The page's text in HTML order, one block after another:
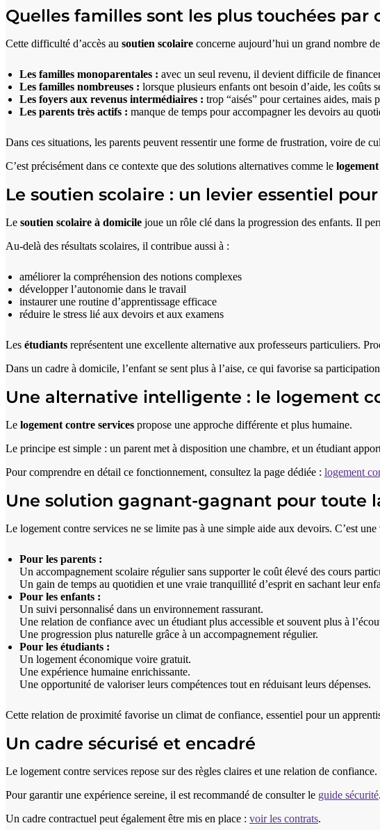
Quelles familles sont les plus touchées par
Cette difficulté d’accès au soutien scolaire concerne aujourd’hui un grand nombre
Les familles monoparentales : avec un seul revenu, il devient difficile de
Les familles nombreuses : lorsque plusieurs enfants ont besoin d’aide, les coûts
Les foyers aux revenus intermédiaires : trop “aisés” pour certaines aides, mais
Les parents très actifs : manque de temps pour accompagner les devoirs au
Dans ces situations, les parents peuvent ressentir une forme de frustration, voire de
C’est précisément dans ce contexte que des solutions alternatives comme le
Le soutien scolaire : un levier essentiel
Le soutien scolaire à domicile joue un rôle clé dans la progression des enfants. Il
Au-delà des résultats scolaires, il contribue aussi à :
améliorer la compréhension des notions complexes
développer l’autonomie dans le travail
instaurer une routine d’apprentissage efficace
réduire le stress lié aux devoirs et aux examens
Les étudiants représentent une excellente alternative aux professeurs particuliers.
Dans un cadre à domicile, l’enfant se sent plus à l’aise, ce qui favorise sa
Une alternative intelligente : le logement
Le logement contre services propose une approche différente et plus humaine.
Le principe est simple : un parent met à disposition une chambre, et un étudiant
Pour comprendre en détail ce fonctionnement, consultez la page dédiée : logement
Une solution gagnant-gagnant pour toute
Le logement contre services ne se limite pas à une simple aide aux devoirs. C’est
Pour les parents :
Un accompagnement scolaire régulier sans supporter le coût élevé des cours
Un gain de temps au quotidien et une vraie tranquillité d’esprit en sachant leur
Pour les enfants :
Un suivi personnalisé dans un environnement rassurant.
Une relation de confiance avec un étudiant plus accessible et souvent plus à
Une progression plus naturelle grâce à un accompagnement régulier.
Pour les étudiants :
Un logement économique voire gratuit.
Une expérience humaine enrichissante.
Une opportunité de valoriser leurs compétences tout en réduisant leurs dépenses.
Cette relation de proximité favorise un climat de confiance, essentiel pour un
Un cadre sécurisé et encadré
Le logement contre services repose sur des règles claires et une relation de confiance.
Pour garantir une expérience sereine, il est recommandé de consulter le guide sécurité.
Un cadre contractuel peut également être mis en place : voir les contrats.